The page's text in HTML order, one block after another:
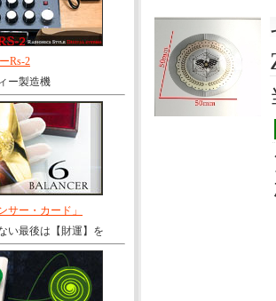
Rs-2
ー製造機
サー・カード」
い最後は【財運】を